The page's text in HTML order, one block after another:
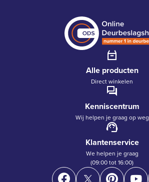
Alle producten
Direct winkelen
Kenniscentrum
Wij helpen je graag op weg
Klantenservice
We helpen je graag
(09:00 tot 16:00)